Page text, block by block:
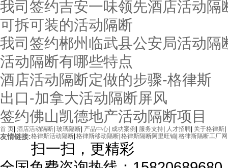
我司签约吉安一味领先酒店活动隔
可拆可装的活动隔断
我司签约郴州临武县公安局活动隔
活动隔断有哪些特点
酒店活动隔断定做的步骤-格律斯
出口-加拿大活动隔断屏风
签约佛山凯德地产活动隔断项目
首 页 酒店活动隔断 玻璃隔断 产品中心 成功案例 服务支持 人才招聘 关于格律斯
友情链接:格律斯活动隔断 格律斯移动隔断| 格律斯隔断阿里旺铺 格律斯隔断工厂网
扫一扫，更精彩